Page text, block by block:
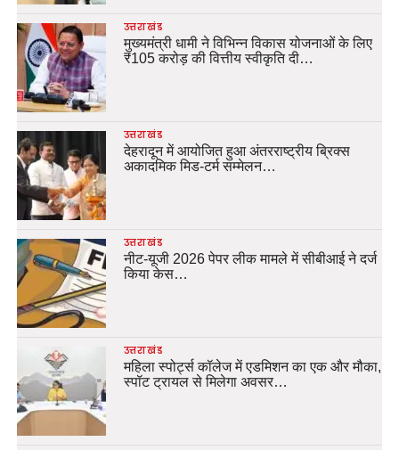
उत्तराखंड
मुख्यमंत्री धामी ने विभिन्न विकास योजनाओं के लिए
₹105 करोड़ की वित्तीय स्वीकृति दी…
उत्तराखंड
देहरादून में आयोजित हुआ अंतरराष्ट्रीय ब्रिक्स
अकादमिक मिड-टर्म सम्मेलन…
उत्तराखंड
नीट-यूजी 2026 पेपर लीक मामले में सीबीआई ने दर्ज
किया केस…
उत्तराखंड
महिला स्पोर्ट्स कॉलेज में एडमिशन का एक और मौका,
स्पॉट ट्रायल से मिलेगा अवसर…